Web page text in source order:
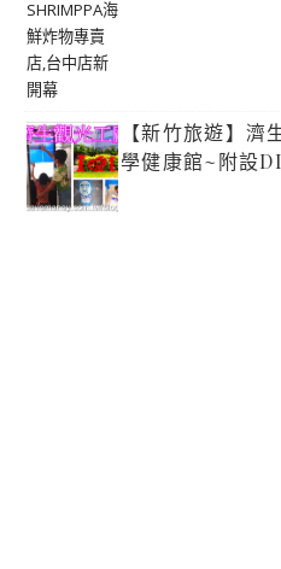
【新竹旅遊】
學健康館~附設